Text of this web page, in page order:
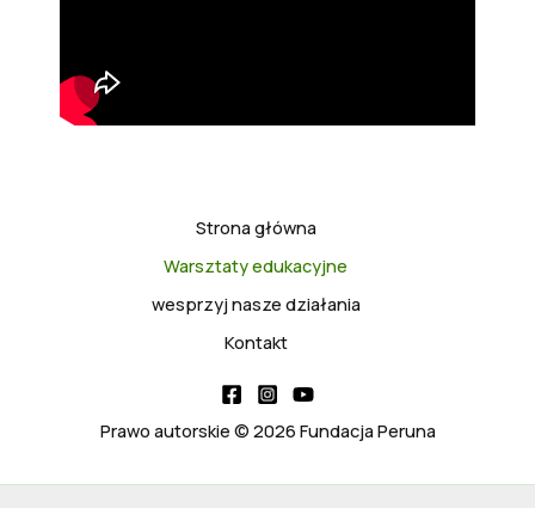
Strona główna
Warsztaty edukacyjne
wesprzyj nasze działania
Kontakt
Prawo autorskie © 2026 Fundacja Peruna